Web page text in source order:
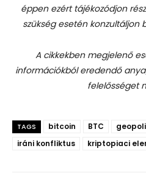
éppen ezért tájékozódjon
szükség esetén
A cikkekben megjelenő
információkból eredendő
felelősséget
TAGS bitcoin BTC
iráni konfliktus
kriptopiaci